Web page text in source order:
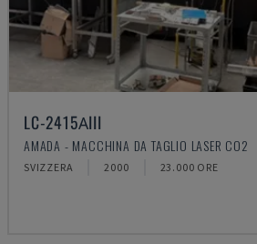
LC-2415ΑIII
AMADA - MACCHINA DA TAGLIO LASER CO2
SVIZZERA 2000 23.000 ORE